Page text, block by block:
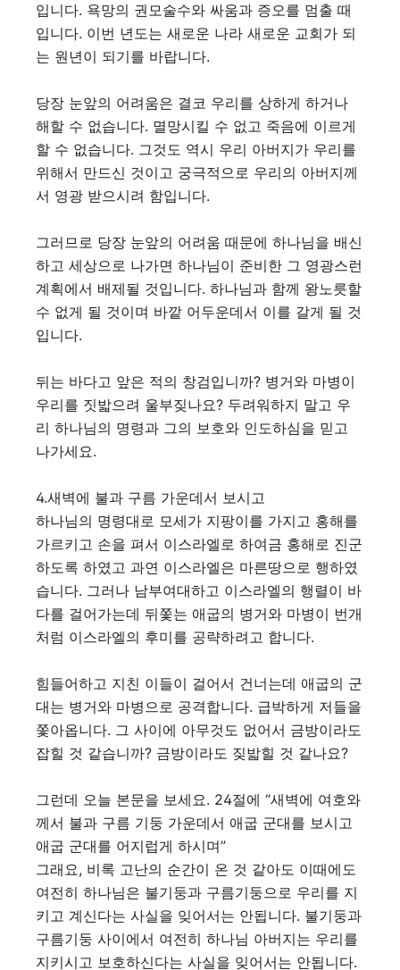
입니다. 욕망의 권모술수와 싸움과 증오를 멈출 때
입니다. 이번 년도는 새로운 나라 새로운 교회가 되
는 원년이 되기를 바랍니다.
당장 눈앞의 어려움은 결코 우리를 상하게 하거나
해할 수 없습니다. 멸망시킬 수 없고 죽음에 이르게
할 수 없습니다. 그것도 역시 우리 아버지가 우리를
위해서 만드신 것이고 궁극적으로 우리의 아버지께
서 영광 받으시려 함입니다.
그러므로 당장 눈앞의 어려움 때문에 하나님을 배신
하고 세상으로 나가면 하나님이 준비한 그 영광스런
계획에서 배제될 것입니다. 하나님과 함께 왕노릇할
수 없게 될 것이며 바깥 어두운데서 이를 갈게 될 것
입니다.
뒤는 바다고 앞은 적의 창검입니까? 병거와 마병이
우리를 짓밟으려 울부짖나요? 두려워하지 말고 우
리 하나님의 명령과 그의 보호와 인도하심을 믿고
나가세요.
4.새벽에 불과 구름 가운데서 보시고
하나님의 명령대로 모세가 지팡이를 가지고 홍해를
가르키고 손을 펴서 이스라엘로 하여금 홍해로 진군
하도록 하였고 과연 이스라엘은 마른땅으로 행하였
습니다. 그러나 남부여대하고 이스라엘의 행렬이 바
다를 걸어가는데 뒤쫓는 애굽의 병거와 마병이 번개
처럼 이스라엘의 후미를 공략하려고 합니다.
힘들어하고 지친 이들이 걸어서 건너는데 애굽의 군
대는 병거와 마병으로 공격합니다. 급박하게 저들을
쫓아옵니다. 그 사이에 아무것도 없어서 금방이라도
잡힐 것 같습니까? 금방이라도 짖밟힐 것 같나요?
그런데 오늘 본문을 보세요. 24절에 “새벽에 여호와
께서 불과 구름 기둥 가운데서 애굽 군대를 보시고
애굽 군대를 어지럽게 하시며”
그래요, 비록 고난의 순간이 온 것 같아도 이때에도
여전히 하나님은 불기둥과 구름기둥으로 우리를 지
키고 계신다는 사실을 잊어서는 안됩니다. 불기둥과
구름기둥 사이에서 여전히 하나님 아버지는 우리를
지키시고 보호하신다는 사실을 잊어서는 안됩니다.